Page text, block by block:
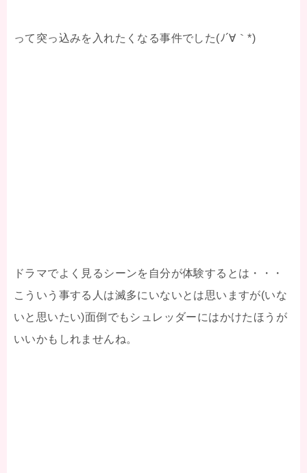
って突っ込みを入れたくなる事件でした(ﾉ´∀｀*)
ドラマでよく見るシーンを自分が体験するとは・・・
こういう事する人は滅多にいないとは思いますが(いな
いと思いたい)面倒でもシュレッダーにはかけたほうが
いいかもしれませんね。